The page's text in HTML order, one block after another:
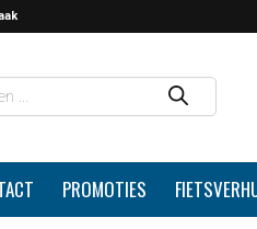
PROMOTIES